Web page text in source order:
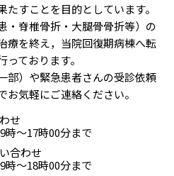
すことを目的としています。
・脊椎骨折・大腿骨骨折等）の
療を終え，当院回復期病棟へ転
ております。
部）や緊急患者さんの受診依頼
気軽にご連絡ください。
せ
時～17時00分まで
合わせ
時～18時00分まで